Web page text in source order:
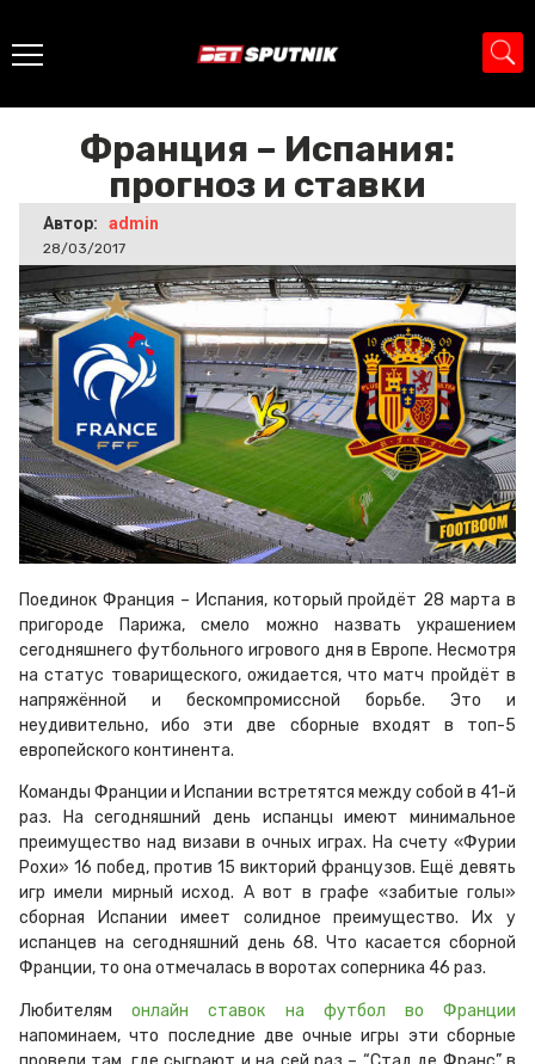
Франция – Испания:
прогноз и ставки
Автор: admin
28/03/2017
Поединок Франция – Испания, который пройдёт 28 марта в
пригороде Парижа, смело можно назвать украшением
сегодняшнего футбольного игрового дня в Европе. Несмотря
на статус товарищеского, ожидается, что матч пройдёт в
напряжённой и бескомпромиссной борьбе. Это и
неудивительно, ибо эти две сборные входят в топ-5
европейского континента.
Команды Франции и Испании встретятся между собой в 41-й
раз. На сегодняшний день испанцы имеют минимальное
преимущество над визави в очных играх. На счету «Фурии
Рохи» 16 побед, против 15 викторий французов. Ещё девять
игр имели мирный исход. А вот в графе «забитые голы»
сборная Испании имеет солидное преимущество. Их у
испанцев на сегодняшний день 68. Что касается сборной
Франции, то она отмечалась в воротах соперника 46 раз.
Любителямонлайн ставок на футбол во Франции
напоминаем, что последние две очные игры эти сборные